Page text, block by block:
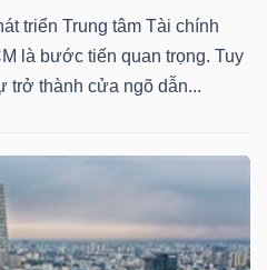
triển Trung tâm Tài chính
là bước tiến quan trọng. Tuy
trở thành cửa ngõ dẫn...